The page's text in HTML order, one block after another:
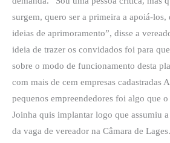
surgem, quero ser a primeira a apoiá-los,
ideias de aprimoramento”, disse a
ideia de trazer os convidados foi para
sobre o modo de funcionamento desta
com mais de cem empresas cadastradas
pequenos empreendedores foi algo que
Joinha quis implantar logo que assumiu
da vaga de vereador na Câmara de